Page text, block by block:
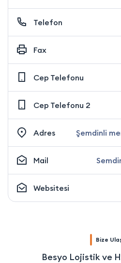
Telefon
Fax
Cep Telefonu
Cep Telefonu 2
Adres Şemdinli
Mail
Websitesi
Bize
Besyo Lojistik ve